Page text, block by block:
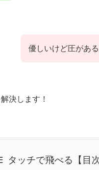
優しいけど圧があ
決します！
タッチで飛べる【目次